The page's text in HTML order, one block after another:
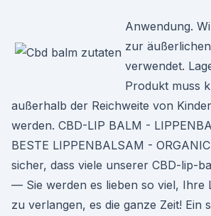
Anwendung.
zur
verwendet.
Produkt muss
außerhalb der Reichweite von
werden. CBD-LIP BALM -
BESTE LIPPENBALSAM -
sicher, dass viele unserer CBD-lip-
— Sie werden es lieben so viel, Ihre
zu verlangen, es die ganze Zeit! Ein